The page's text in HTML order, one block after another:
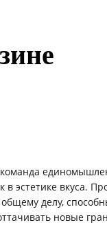
в эстетике вкуса.
делу,
новые